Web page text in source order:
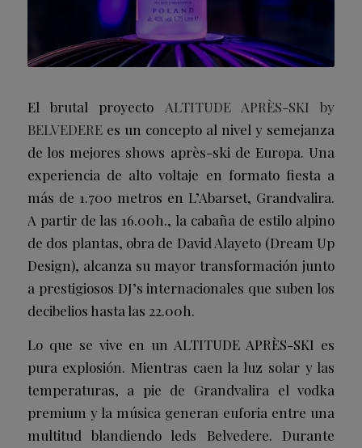
El brutal proyecto ALTITUDE APRÈS-SKI by
BELVEDERE es un concepto al nivel y semejanza
de los mejores shows après-ski de Europa. Una
experiencia de alto voltaje en formato fiesta a
más de 1.700 metros en L’Abarset, Grandvalira.
A partir de las 16.00h., la cabaña de estilo alpino
de dos plantas, obra de David Alayeto (Dream Up
Design), alcanza su mayor transformación junto
a prestigiosos DJ’s internacionales que suben los
decibelios hasta las 22.00h.
Lo que se vive en un ALTITUDE APRÈS-SKI es
pura explosión. Mientras caen la luz solar y las
temperaturas, a pie de Grandvalira el vodka
premium y la música generan euforia entre una
multitud blandiendo leds Belvedere. Durante